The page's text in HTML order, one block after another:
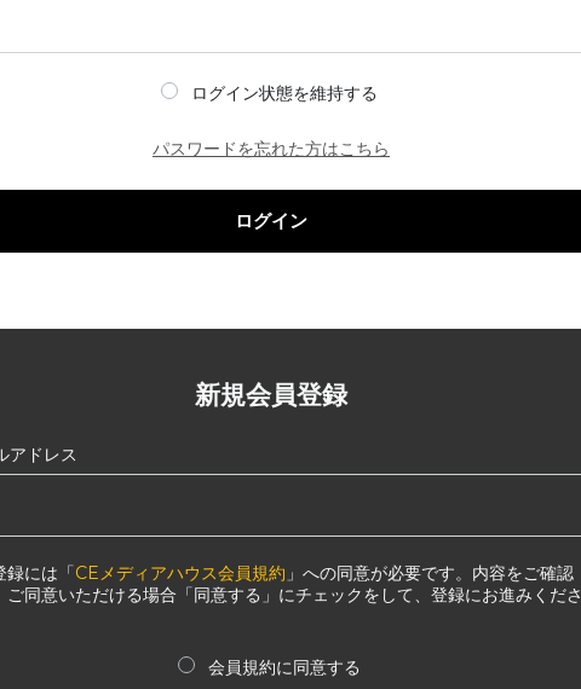
ログイン状態を維持する
パスワードを忘れた方はこちら
ログイン
新規会員登録
アドレス
録には「CEメディアハウス会員規約 」への同意が必要です。内容をご確認
ご同意いただける場合「同意する」にチェックをして、登録にお進みくださ
会員規約に同意する